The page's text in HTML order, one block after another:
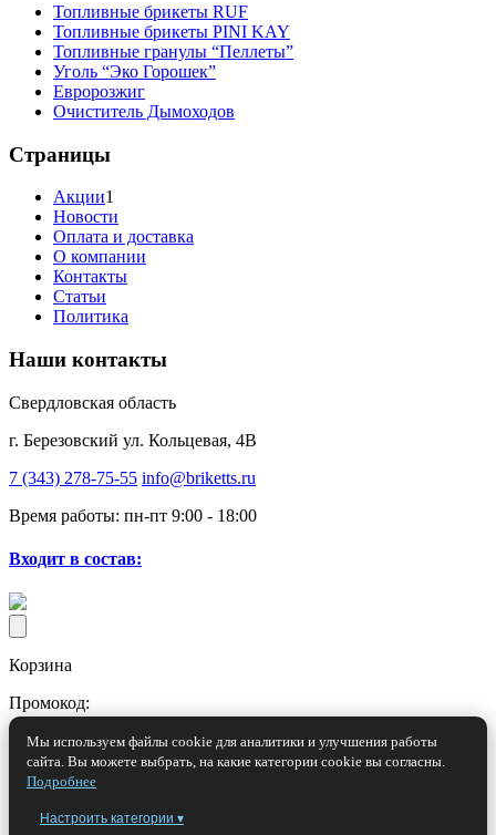
Топливные брикеты RUF
Топливные брикеты PINI KAY
Топливные гранулы “Пеллеты”
Уголь “Эко Горошек”
Евророзжиг
Очиститель Дымоходов
Страницы
Акции1
Новости
Оплата и доставка
О компании
Контакты
Статьи
Политика
Наши контакты
Свердловская область
г. Березовский ул. Кольцевая, 4В
7 (343) 278-75-55 info@briketts.ru
Время работы: пн-пт 9:00 - 18:00
Входит в состав:
Корзина
Промокод:
При условии действия промокода
Сумма:
Мы используем файлы cookie для аналитики и улучшения работы
сайта. Вы можете выбрать, на какие категории cookie вы согласны.
Подробнее
Настроить категории ▾